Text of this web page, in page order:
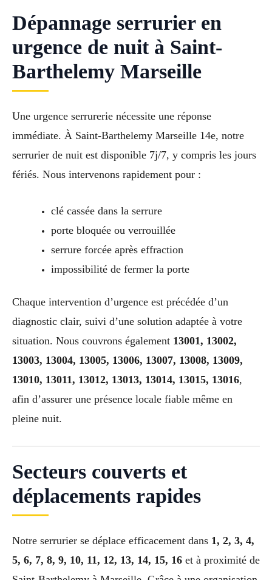
Dépannage serrurier en
urgence de nuit à Saint-
Barthelemy Marseille
Une urgence serrurerie nécessite une réponse
immédiate. À Saint-Barthelemy Marseille 14e, notre
serrurier de nuit est disponible 7j/7, y compris les jours
fériés. Nous intervenons rapidement pour :
clé cassée dans la serrure
porte bloquée ou verrouillée
serrure forcée après effraction
impossibilité de fermer la porte
Chaque intervention d’urgence est précédée d’un
diagnostic clair, suivi d’une solution adaptée à votre
situation. Nous couvrons également 13001, 13002,
13003, 13004, 13005, 13006, 13007, 13008, 13009,
13010, 13011, 13012, 13013, 13014, 13015, 13016,
afin d’assurer une présence locale fiable même en
pleine nuit.
Secteurs couverts et
déplacements rapides
Notre serrurier se déplace efficacement dans 1, 2, 3, 4,
5, 6, 7, 8, 9, 10, 11, 12, 13, 14, 15, 16 et à proximité de